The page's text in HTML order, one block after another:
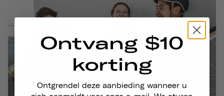
Ontvang $10
korting
Ontgrendel deze aanbieding wanneer u